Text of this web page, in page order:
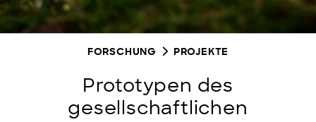
FORSCHUNG PROJEKTE
Prototypen des
gesellschaftlichen